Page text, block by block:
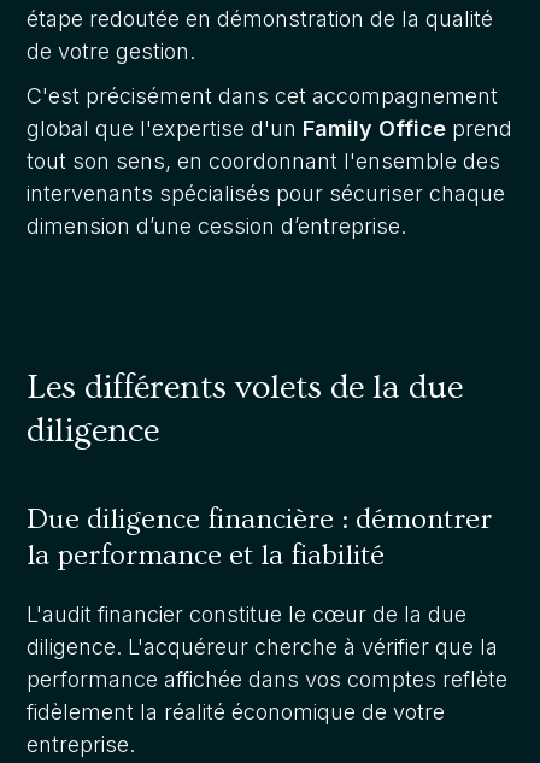
étape redoutée en démonstration de la qualité
de votre gestion.
C'est précisément dans cet accompagnement
global que l'expertise d'un Family Office prend
tout son sens, en coordonnant l'ensemble des
intervenants spécialisés pour sécuriser chaque
dimension d’une cession d’entreprise.
Les différents volets de la due
diligence
Due diligence financière : démontrer
la performance et la fiabilité
L'audit financier constitue le cœur de la due
diligence. L'acquéreur cherche à vérifier que la
performance affichée dans vos comptes reflète
fidèlement la réalité économique de votre
entreprise.